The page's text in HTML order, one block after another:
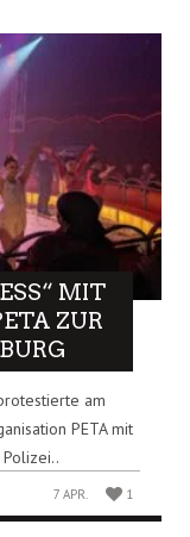
MIT
ZUR
am
PETA mit
7 APR. 1